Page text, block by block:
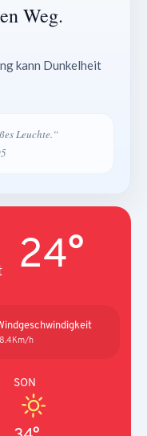
Weg.
kann Dunkelheit
Leuchte.“
24°
h
SON